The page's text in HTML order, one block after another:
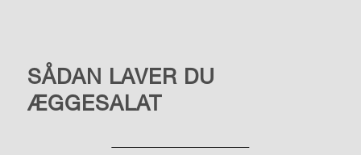
SÅDAN LAVER DU
ÆGGESALAT